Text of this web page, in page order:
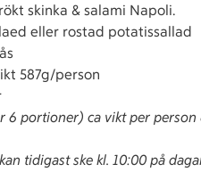
skinka & salami Napoli.
eller rostad potatissallad
587g/person
portioner) ca vikt per person
tidigast ske kl. 10:00 på